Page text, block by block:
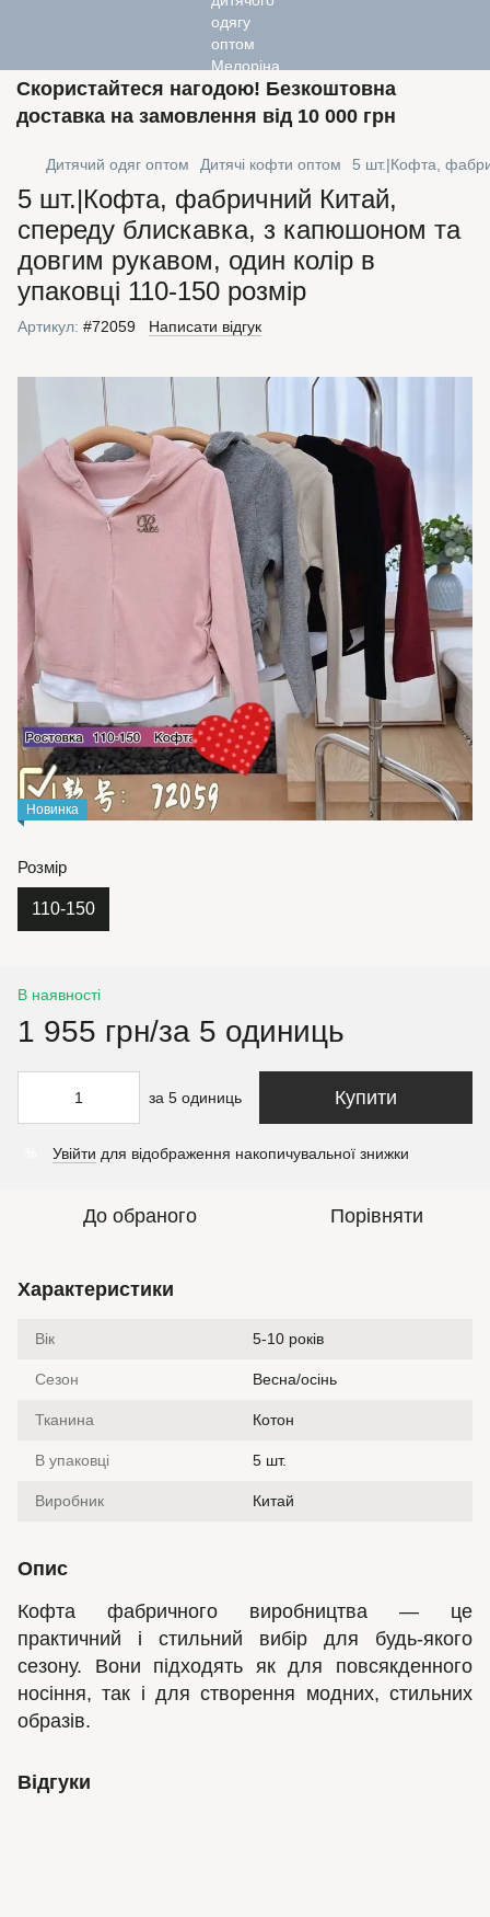
Скористайтеся нагодою! Безкоштовна
доставка на замовлення від 10 000 грн
Дитячий одяг оптом Дитячі кофти оптом 5 шт.|Кофта,
5 шт.|Кофта, фабричний Китай,
спереду блискавка, з капюшоном та
довгим рукавом, один колір в
упаковці 110-150 розмір
Артикул: #72059 Написати відгук
Новинка
Розмір
110-150
В наявності
1 955 грн/за 5 одиниць
за 5 одиниць Купити
Увійти для відображення накопичувальної знижки
До обраного Порівняти
Характеристики
Вік 5-10 років
Сезон Весна/осінь
Тканина Котон
В упаковці 5 шт.
Виробник Китай
Опис
Кофта фабричного виробництва — це
практичний і стильний вибір для будь-якого
сезону. Вони підходять як для повсякденного
носіння, так і для створення модних, стильних
образів.
Відгуки